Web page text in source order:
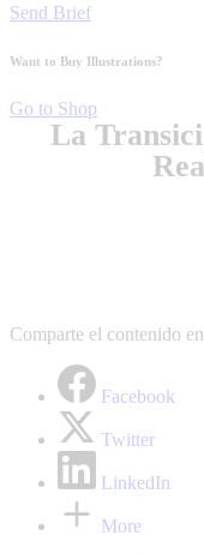
Send Brief
Want to Buy Illustrations?
Go to Shop
La
Comparte el contenido
Facebook
Twitter
LinkedIn
More